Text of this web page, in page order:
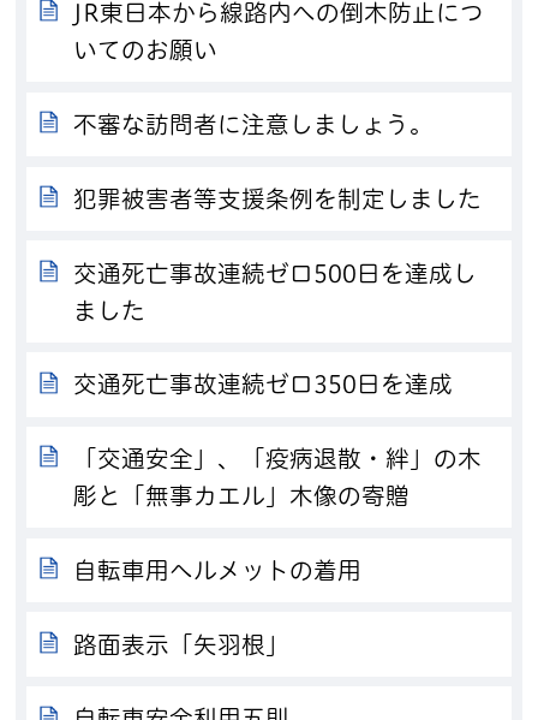
JR東日本から線路内への倒木防止につ
いてのお願い
不審な訪問者に注意しましょう。
犯罪被害者等支援条例を制定しました
交通死亡事故連続ゼロ500日を達成し
ました
交通死亡事故連続ゼロ350日を達成
「交通安全」、「疫病退散・絆」の木
彫と「無事カエル」木像の寄贈
自転車用ヘルメットの着用
路面表示「矢羽根」